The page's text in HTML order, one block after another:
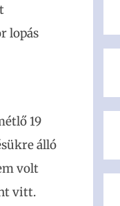
lopás
19
álló
volt
vitt.